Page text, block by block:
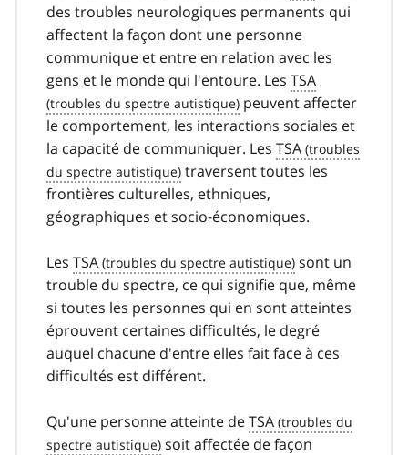
1
0
des troubles neurologiques permanents qui
affectent la façon dont une personne
communique et entre en relation avec les
gens et le monde qui l'entoure. Les TSA
peuvent affecter
le comportement, les interactions sociales et
la capacité de communiquer. Les TSA
traversent toutes les
frontières culturelles, ethniques,
géographiques et socio-économiques.
Les TSA
sont un
trouble du spectre, ce qui signifie que, même
si toutes les personnes qui en sont atteintes
éprouvent certaines difficultés, le degré
auquel chacune d'entre elles fait face à ces
difficultés est différent.
Qu'une personne atteinte deTSA
soit affectée de façon